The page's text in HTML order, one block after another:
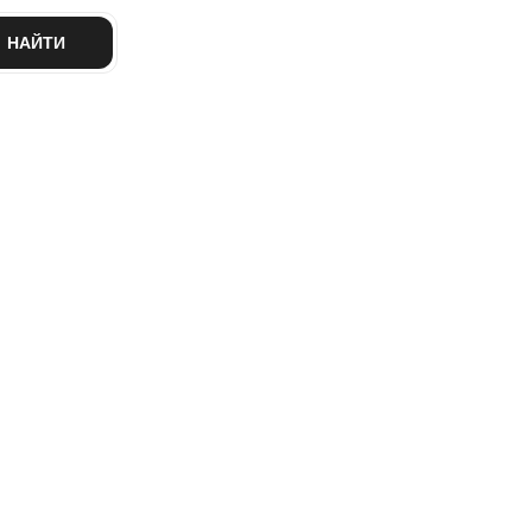
НАЙТИ